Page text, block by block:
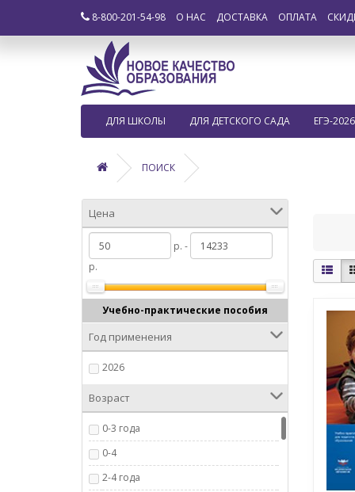
8-800-201-54-98 О НАС ДОСТАВКА ОПЛАТА
ДЛЯ ШКОЛЫ ДЛЯ ДЕТСКОГО САДА ЕГЭ-2026
ПОИСК
Цена
р. -
р.
Учебно-практические пособия
Год применения
2026
Возраст
0-3 года
0-4
2-4 года